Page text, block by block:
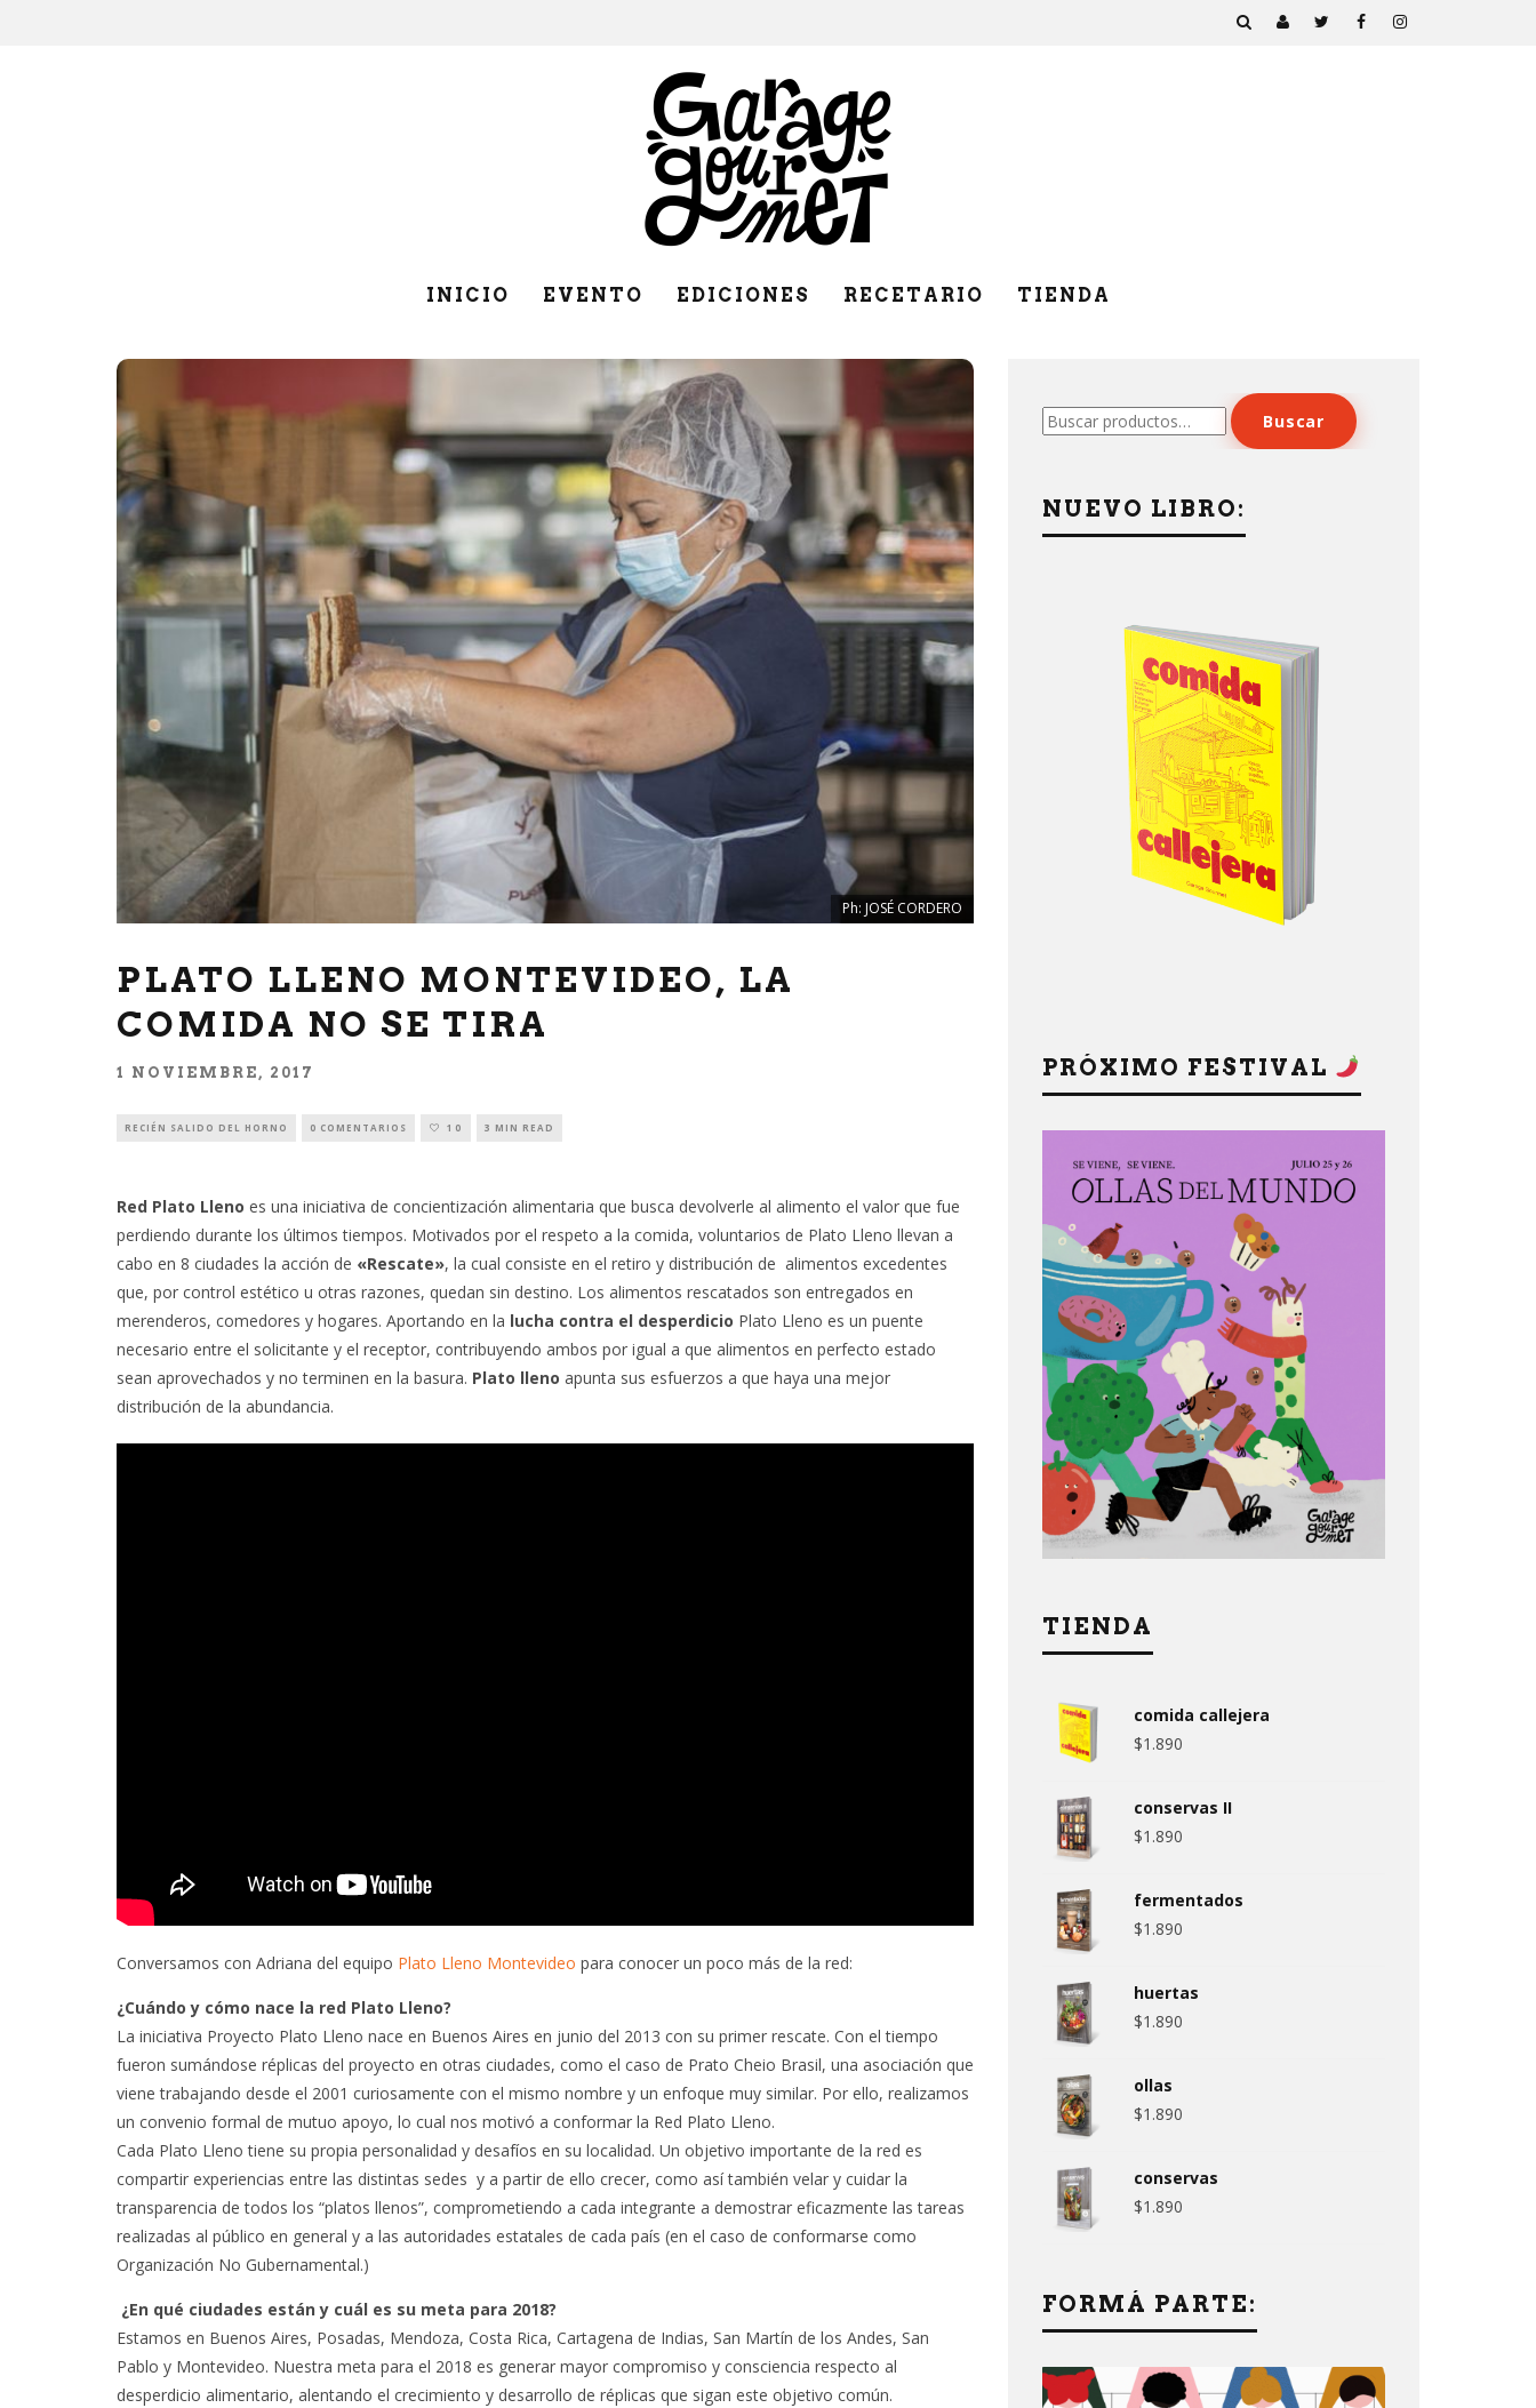
INICIO EVENTO EDICIONES RECETARIO TIENDA
Ph: JOSÉ CORDERO
PLATO LLENO MONTEVIDEO, LA
COMIDA NO SE TIRA
1 NOVIEMBRE, 2017
RECIÉN SALIDO DEL HORNO 0 COMENTARIOS 10 3 MIN READ
Red Plato Lleno es una iniciativa de concientización alimentaria que busca devolverle al alimento el valor que fue
perdiendo durante los últimos tiempos. Motivados por el respeto a la comida, voluntarios de Plato Lleno llevan a
cabo en 8 ciudades la acción de​ «Rescate», la cual consiste en el retiro y distribución de alimentos excedentes
que, por control estético u otras razones, quedan sin destino. Los alimentos rescatados son entregados en
merenderos, comedores y hogares. ​Aportando en la lucha contra el desperdicio Plato Lleno es un puente
necesario entre el solicitante y el receptor, contribuyendo ambos por igual a que alimentos en perfecto estado
sean aprovechados y no terminen en la basura. Plato lleno apunta sus esfuerzos a que haya una mejor
distribución de la abundancia.
Conversamos con Adriana del equipo Plato Lleno Montevideo para conocer un poco más de la red:
¿Cuándo y cómo nace la red Plato Lleno?
La iniciativa Proyecto Plato Lleno nace en Buenos Aires en junio del 2013 con su primer rescate. Con el tiempo
fueron sumándose réplicas del proyecto en otras ciudades, como el caso de Prato Cheio Brasil, una asociación que
viene trabajando desde el 2001 curiosamente con el mismo nombre y un enfoque muy similar. Por ello, realizamos
un convenio formal de mutuo apoyo, lo cual nos motivó a conformar la Red Plato Lleno.
Cada Plato Lleno tiene su propia personalidad y desafíos en su localidad. Un objetivo importante de la red es
compartir experiencias entre las distintas sedes y a partir de ello crecer, como así también velar y cuidar la
transparencia de todos los “platos llenos”, comprometiendo a cada integrante a demostrar eficazmente las tareas
realizadas al público en general y a las autoridades estatales de cada país (en el caso de conformarse como
Organización No Gubernamental.)
¿En qué ciudades están y cuál es su meta para 2018?
Estamos en Buenos Aires, Posadas, Mendoza, Costa Rica, Cartagena de Indias, San Martín de los Andes, San
Pablo y Montevideo. Nuestra meta para el 2018 es generar mayor compromiso y consciencia respecto al
desperdicio alimentario, alentando el crecimiento y desarrollo de réplicas que sigan este objetivo común.
Buscar
por:
Buscar
NUEVO LIBRO:
PRÓXIMO FESTIVAL
TIENDA
comida callejera
$1.890
conservas II
$1.890
fermentados
$1.890
huertas
$1.890
ollas
$1.890
conservas
$1.890
FORMÁ PARTE: